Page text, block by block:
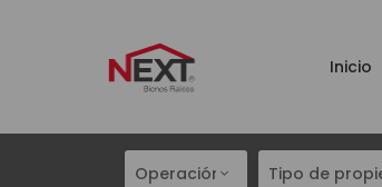
Inicio
Operación Tipo de